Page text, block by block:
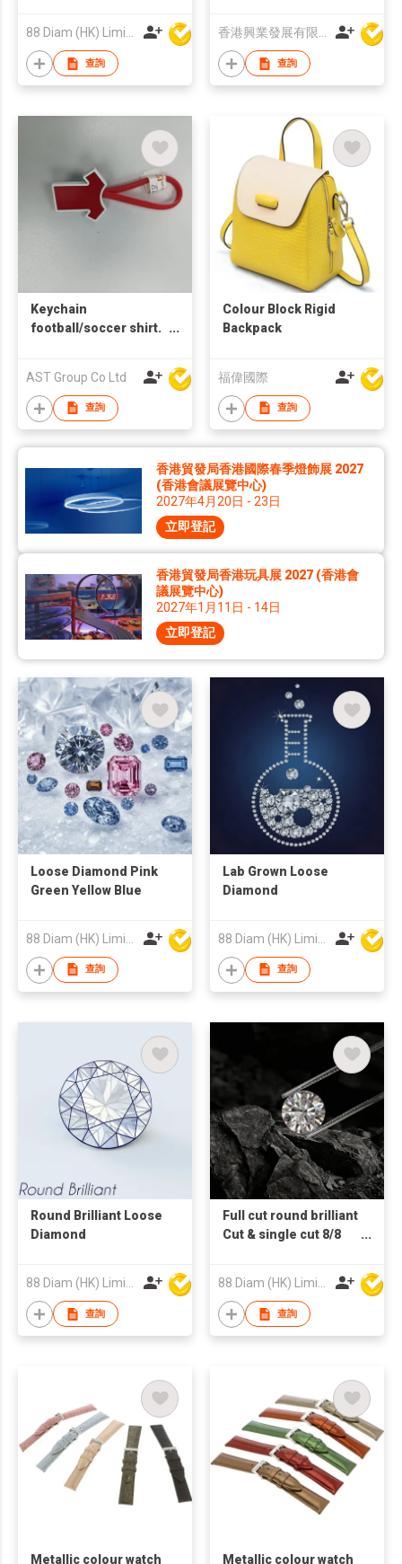
88 Diam (HK) Limited
查詢
香港興業發展有限公司
查詢
Keychain
football/soccer shirt.
AST Group Co Ltd
查詢
Colour Block Rigid
Backpack
福偉國際
查詢
香港貿發局香港國際春季燈飾展 2027
(香港會議展覽中心)
2027年4月20日 - 23日
立即登記
香港貿發局香港玩具展 2027 (香港會
議展覽中心)
2027年1月11日 - 14日
立即登記
Loose Diamond Pink
Green Yellow Blue
查詢
Lab Grown Loose
Diamond
查詢
Round Brilliant Loose
Diamond
查詢
Full cut round brilliant
Cut & single cut 8/8
查詢
Metallic colour watch Metallic colour watch